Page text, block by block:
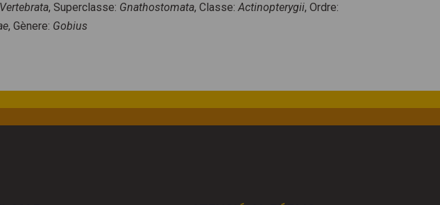
Vertebrata, Superclasse: Gnathostomata, Classe: Actinopterygii, Ordre:
, Gènere: Gobius